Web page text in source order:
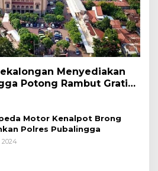
Menyediakan
Potong Rambut Gratis
2025
Motor Kenalpot Brong
Polres Pubalingga
2024